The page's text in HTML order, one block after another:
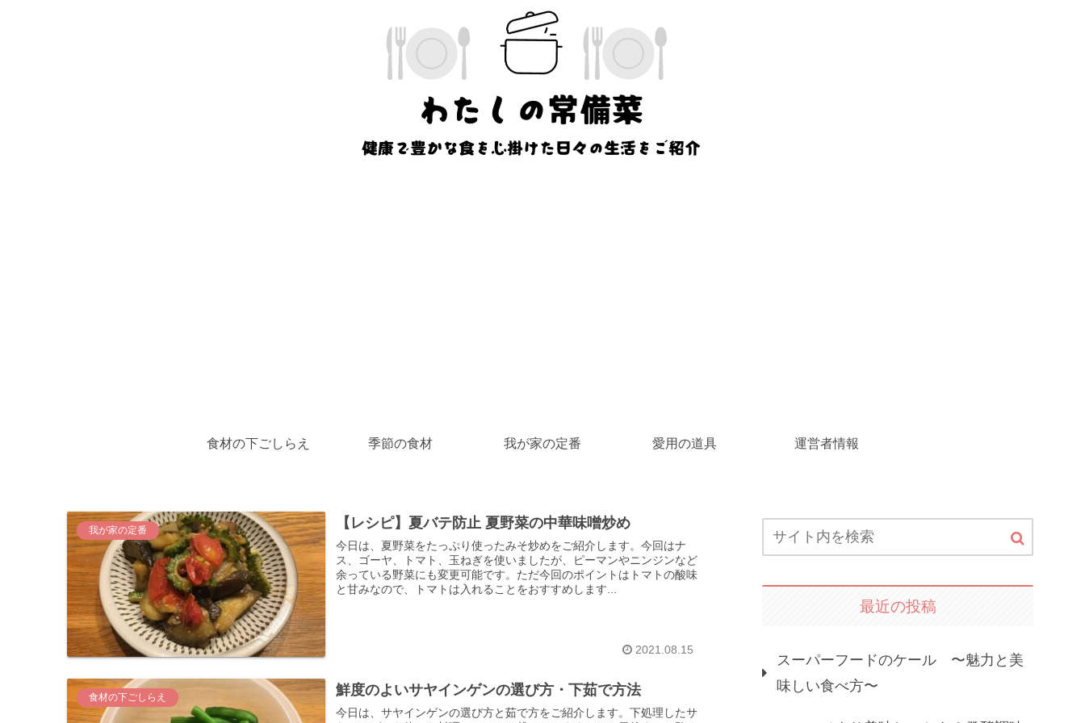
食材の下ごしらえ 季節の食材 我が家の定番 愛用の道具 運営者情報
我が家の定番 【レシピ】夏バテ防止 夏野菜の中華味噌炒め
今日は、夏野菜をたっぷり使ったみそ炒めをご紹介します。今回はナ
ス、ゴーヤ、トマト、玉ねぎを使いましたが、ピーマンやニンジンなど
余っている野菜にも変更可能です。ただ今回のポイントはトマトの酸味
と甘みなので、トマトは入れることをおすすめします...
2021.08.15
食材の下ごしらえ 鮮度のよいサヤインゲンの選び方・下茹で方法
今日は、サヤインゲンの選び方と茹で方をご紹介します。下処理したサ
最近の投稿
スーパーフードのケール 〜魅力と美
味しい食べ方〜